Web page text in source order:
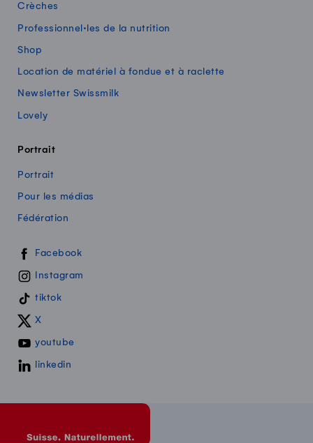
Crèches
Professionnel·les de la nutrition
Shop
Location de matériel à fondue et à raclette
Newsletter Swissmilk
Lovely
Portrait
Portrait
Pour les médias
Fédération
Swissmilk sur les réseaux sociaux
Facebook
Instagram
tiktok
X
youtube
linkedin